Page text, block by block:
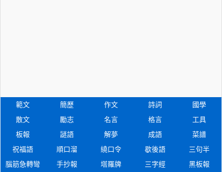
範文 簡歷 作文 詩詞
國學
散文
勵志 名言 格言
工具
板報
謎語 解夢 成語
菜譜
祝福語
順口溜 繞口令 歇後語
三句半
腦筋急轉彎
手抄報 塔羅牌 三字經 黑板報